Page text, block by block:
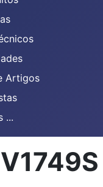
Artigos
...